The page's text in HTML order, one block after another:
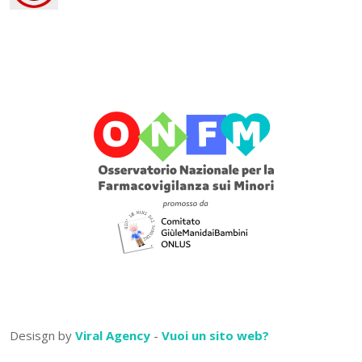
Desisgn by Viral Agency - Vuoi un sito web?